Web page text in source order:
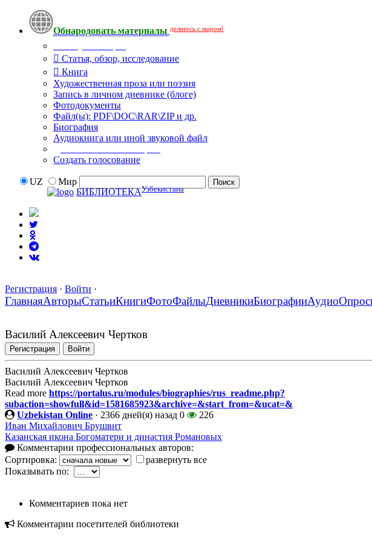
Обнародовать материалы делитесь с миром!
Статья, обзор, исследование
Книга
Художественная проза или поэзия
Запись в личном дневнике (блоге)
Фотодокументы
Файл(ы): PDF\DOC\RAR\ZIP и др.
Биография
Аудиокнига или иной звуковой файл
Создать голосование
UZ
Мир
БИБЛИОТЕКАУзбекистана
Регистрация · Войти ·
ГлавнаяАвторыСтатьиКнигиФотоФайлыДневникиБиографииАудио
Василий Алексеевич Чертков
Регистрация Войти
Василий Алексеевич Чертков
Василий Алексеевич Чертков
Read more https://portalus.ru/modules/biographies/rus_readme.php?
subaction=showfull&id=1581685923&archive=&start_from=&ucat=&
Uzbekistan Online · 2366 дней(я) назад 0
226
Иван Михайлович Брушвит
Казанская икона Богоматери и династия Романовых
Комментарии профессиональных авторов:
Сортировка:
развернуть все
Показывать по:
Комментариев пока нет
Комментарии посетителей библиотеки